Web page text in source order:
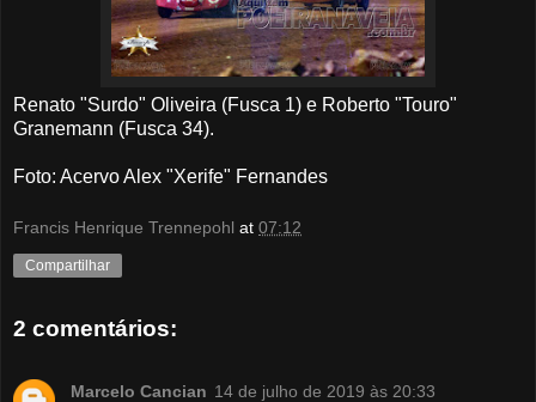
Renato "Surdo" Oliveira (Fusca 1) e Roberto "Touro"
Granemann (Fusca 34).
Foto: Acervo Alex "Xerife" Fernandes
Francis Henrique Trennepohl at 07:12
Compartilhar
2 comentários:
Marcelo Cancian 14 de julho de 2019 às 20:33